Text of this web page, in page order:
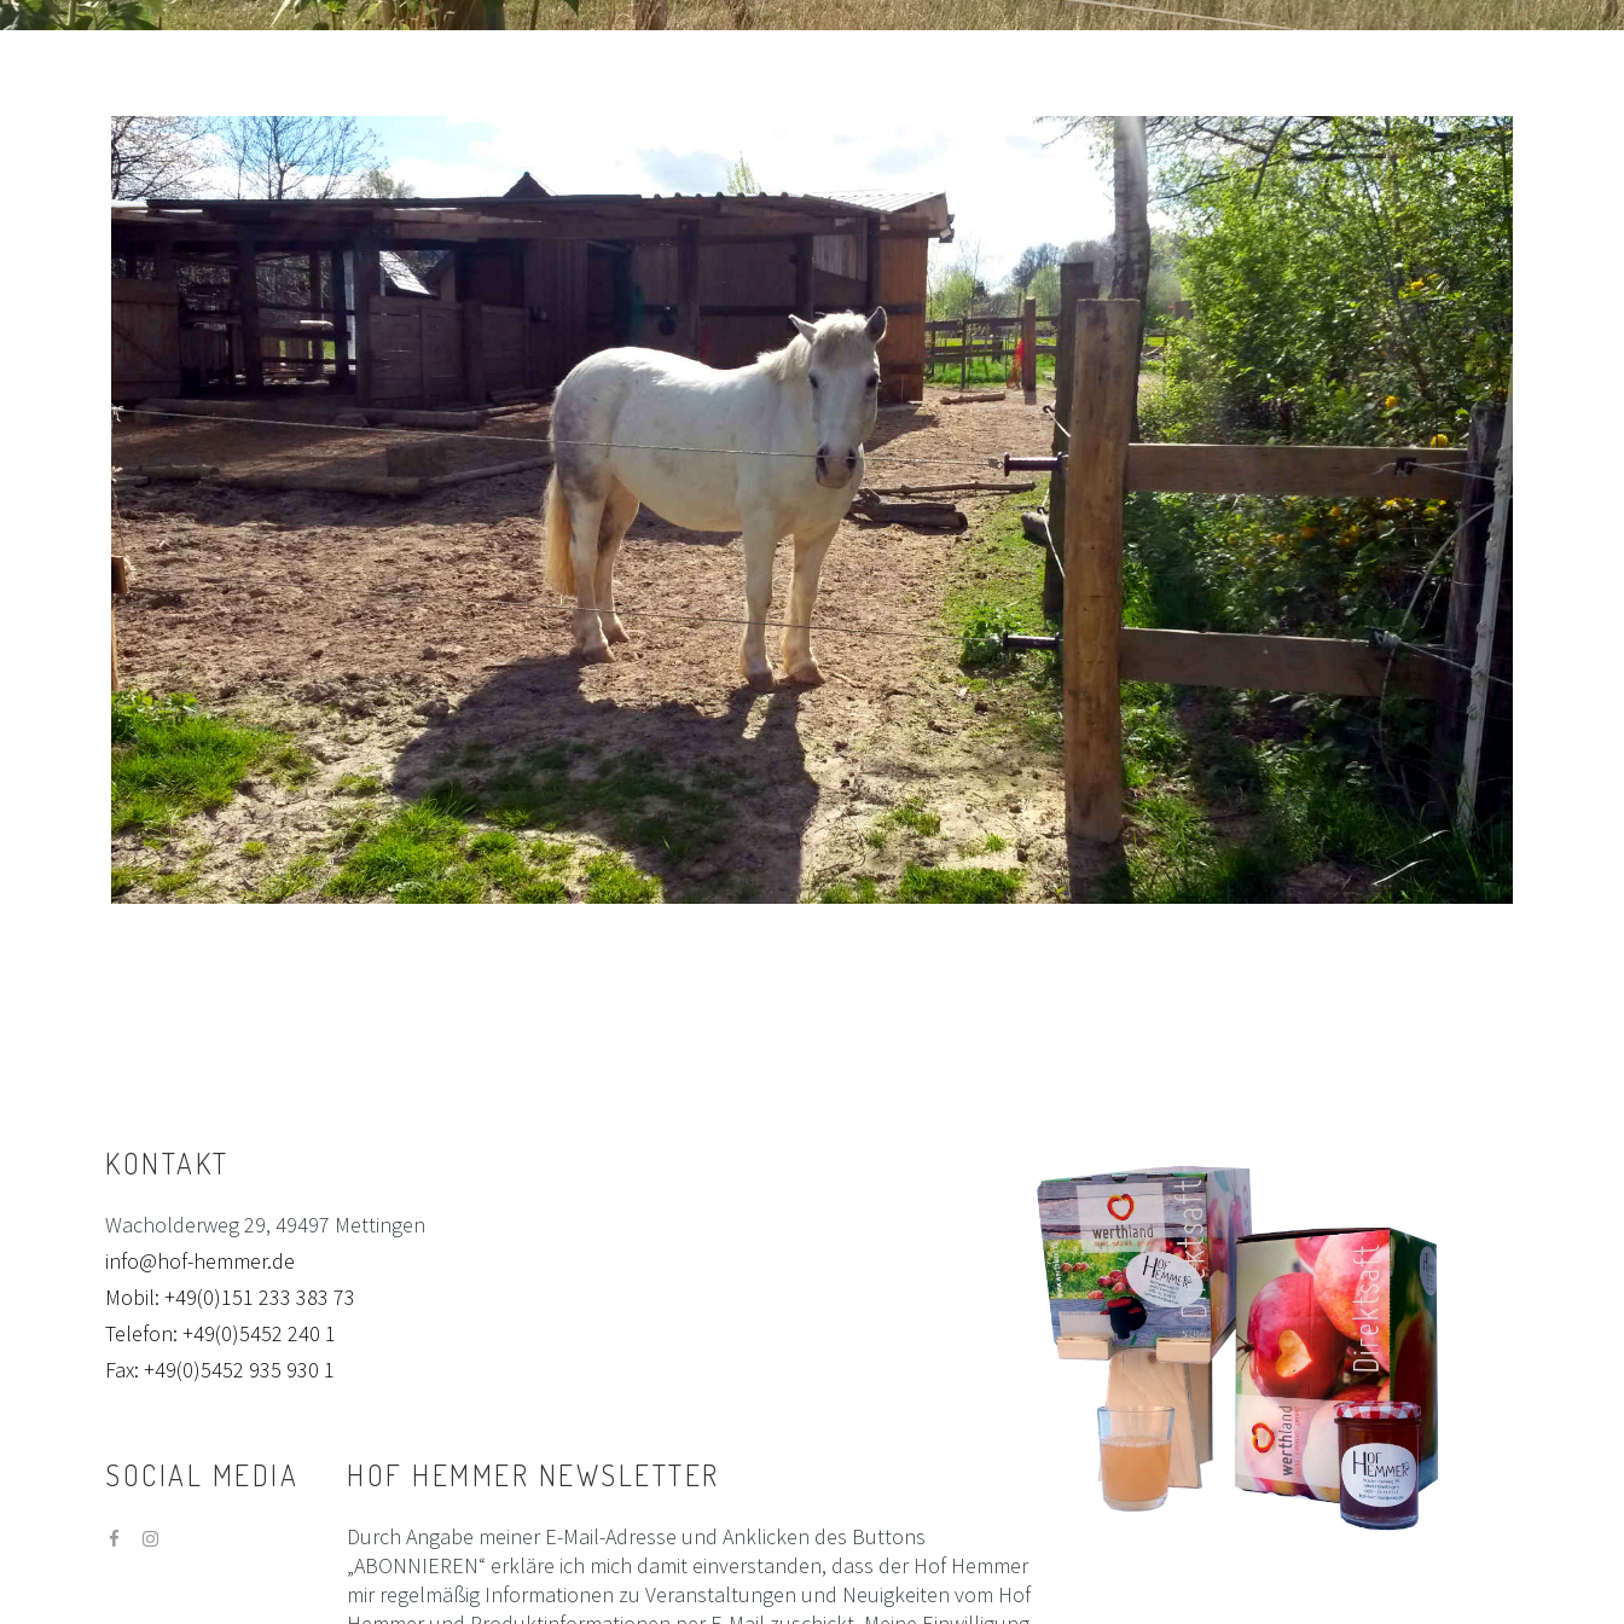
KONTAKT
Wacholderweg 29, 49497 Mettingen
info@hof-hemmer.de
Mobil: +49(0)151 233 383 73
Telefon: +49(0)5452 240 1
Fax: +49(0)5452 935 930 1
SOCIAL MEDIA HOF HEMMER NEWSLETTER
Durch Angabe meiner E-Mail-Adresse und Anklicken des Buttons
„ABONNIEREN“ erkläre ich mich damit einverstanden, dass der Hof Hemmer
mir regelmäßig Informationen zu Veranstaltungen und Neuigkeiten vom Hof